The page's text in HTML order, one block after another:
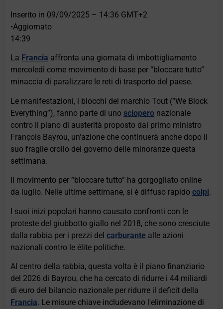
Inserito in 09/09/2025 – 14:36 ​​GMT+2
•Aggiornato
14:39
La Francia affronta una giornata di imbottigliamento
mercoledì come movimento di base per “bloccare tutto”
minaccia di paralizzare le reti di trasporto del paese.
Le manifestazioni, i blocchi del marchio Tout (“We Block
Everything”), fanno parte di unosciopero nazionale
contro il piano di austerità proposto dal primo ministro
François Bayrou, un'azione che continuerà anche dopo il
suo fragile crollo del governo delle minoranze questa
settimana.
Il movimento per “bloccare tutto” ha gorgogliato online
da luglio. Nelle ultime settimane, si è diffuso rapidocolpi.
I suoi inizi popolari hanno causato confronti con le
proteste del giubbotto giallo nel 2018, che sono cresciute
dalla rabbia per i prezzi delcarburante alle azioni
nazionali contro le élite politiche.
Al centro della rabbia, questa volta è il piano finanziario
del 2026 di Bayrou, che ha cercato di ridurre i 44 miliardi
di euro del bilancio nazionale per ridurre il deficit della
Francia. Le misure chiave includevano l'eliminazione di